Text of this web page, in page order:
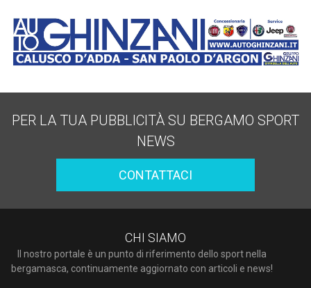
PER LA TUA PUBBLICITÀ SU BERGAMO SPORT
NEWS
CONTATTACI
CHI SIAMO
Il nostro portale è un punto di riferimento dello sport nella
bergamasca, continuamente aggiornato con articoli e news!